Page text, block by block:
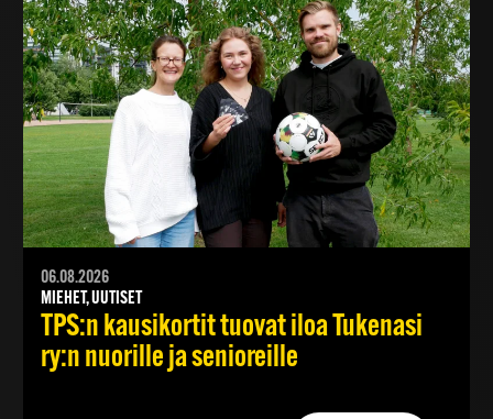
06.08.2026
MIEHET, UUTISET
TPS:n kausikortit tuovat iloa Tukenasi
ry:n nuorille ja senioreille